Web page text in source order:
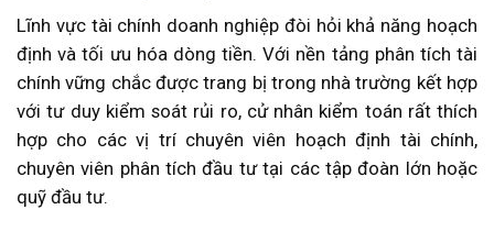
Lĩnh vực tài chính doanh nghiệp đòi hỏi khả năng hoạch
định và tối ưu hóa dòng tiền. Với nền tảng phân tích tài
chính vững chắc được trang bị trong nhà trường kết hợp
với tư duy kiểm soát rủi ro, cử nhân kiểm toán rất thích
hợp cho các vị trí chuyên viên hoạch định tài chính,
chuyên viên phân tích đầu tư tại các tập đoàn lớn hoặc
quỹ đầu tư.